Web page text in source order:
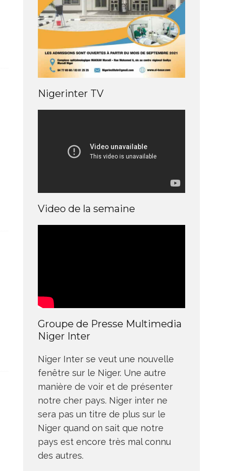
Nigerinter TV
Video de la semaine
Groupe de Presse Multimedia
Niger Inter
Niger Inter se veut une nouvelle
fenêtre sur le Niger. Une autre
manière de voir et de présenter
notre cher pays. Niger inter ne
sera pas un titre de plus sur le
Niger quand on sait que notre
pays est encore très mal connu
des autres.